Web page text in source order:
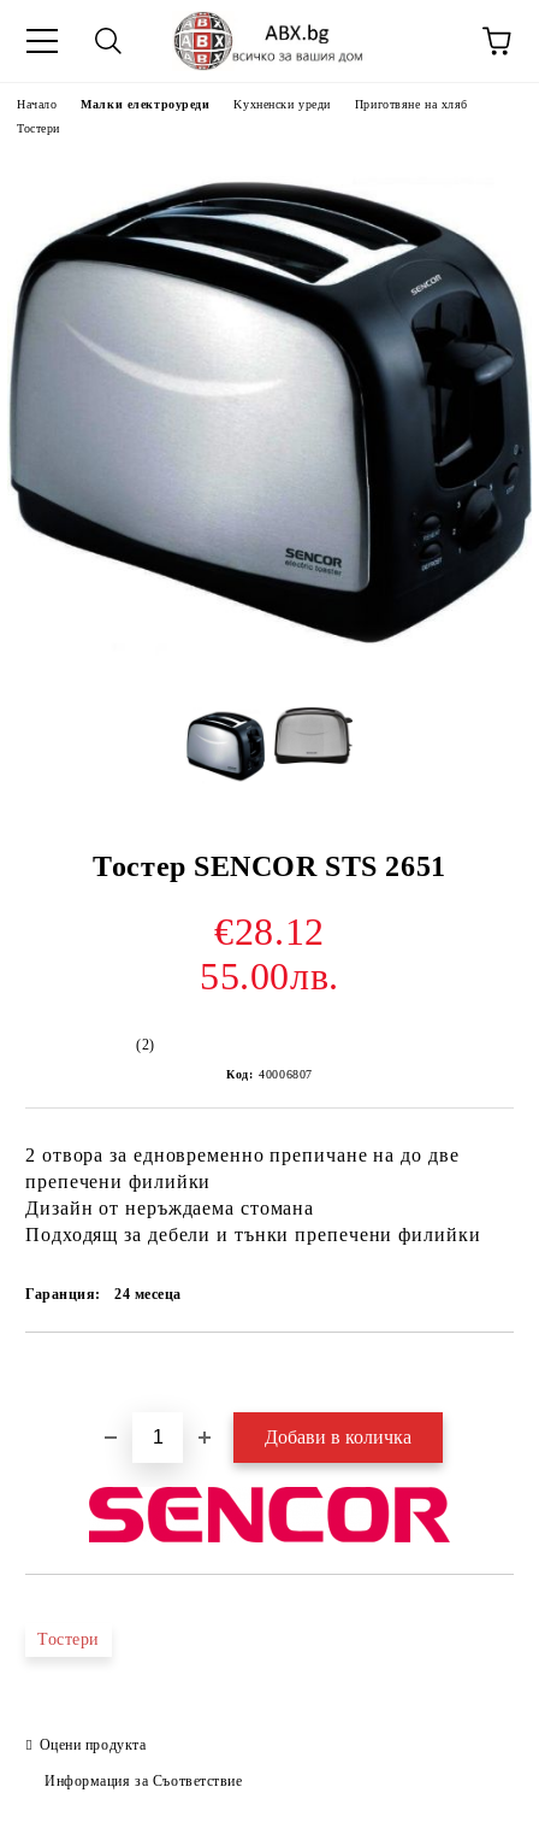
Начало Малки електроуреди Kухненски уреди
Приготвяне на хляб
Тостери
Тостер SENCOR STS 2651
€28.12
55.00лв.
(2)
Код: 40006807
2 отвора за едновременно препичане на до две
препечени филийки
Дизайн от неръждаема стомана
Подходящ за дебели и тънки препечени филийки
Гаранция: 24 месеца
Тостери
Оцени продукта
Информация за Съответствие